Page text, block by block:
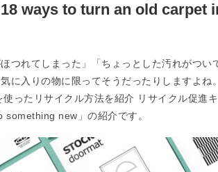
ways to turn an old carpet
つれてしまった」「ちょっとした汚れがつい
に入りの物に限ってそうだったりしますよね
ったリサイクル方法を紹介 リサイクル促進
new」の紹介です。